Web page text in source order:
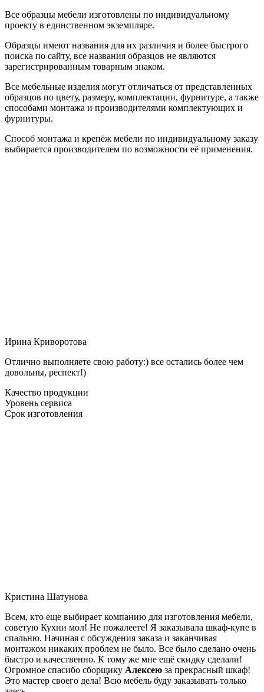
Все образцы мебели изготовлены по индивидуальному
проекту в единственном экземпляре.
Образцы имеют названия для их различия и более быстрого
поиска по сайту, все названия образцов не являются
зарегистрированным товарным знаком.
Все мебельные изделия могут отличаться от представленных
образцов по цвету, размеру, комплектации, фурнитуре, а также
способами монтажа и производителями комплектующих и
фурнитуры.
Способ монтажа и крепёж мебели по индивидуальному заказу
выбирается производителем по возможности её применения.
Ирина Криворотова
Отлично выполняете свою работу:) все остались более чем
довольны, респект!)
Качество продукции
Уровень сервиса
Срок изготовления
Кристина Шатунова
Всем, кто еще выбирает компанию для изготовления мебели,
советую Кухни мол! Не пожалеете! Я заказывала шкаф-купе в
спальню. Начиная с обсуждения заказа и заканчивая
монтажом никаких проблем не было. Все было сделано очень
быстро и качественно. К тому же мне ещё скидку сделали!
Огромное спасибо сборщику Алексею за прекрасный шкаф!
Это мастер своего дела! Всю мебель буду заказывать только